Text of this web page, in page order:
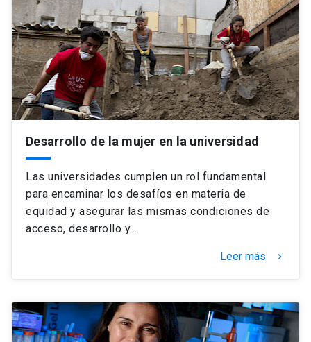
Desarrollo de la mujer en la universidad
Las universidades cumplen un rol fundamental
para encaminar los desafíos en materia de
equidad y asegurar las mismas condiciones de
acceso, desarrollo y…
Leer más keyboard_arrow_right